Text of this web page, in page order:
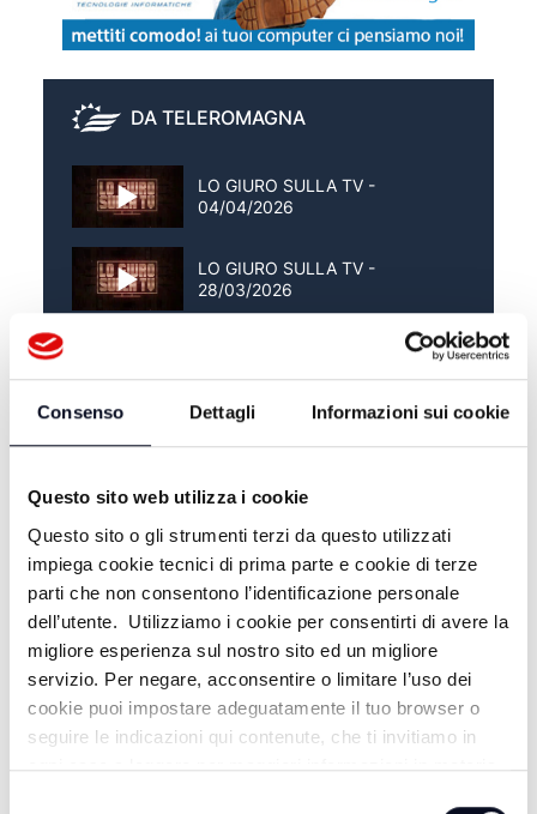
Consenso Dettagli Informazioni sui cookie
Questo sito web utilizza i cookie
Questo sito o gli strumenti terzi da questo utilizzati
impiega cookie tecnici di prima parte e cookie di terze
parti che non consentono l’identificazione personale
dell’utente. Utilizziamo i cookie per consentirti di avere la
migliore esperienza sul nostro sito ed un migliore
servizio. Per negare, acconsentire o limitare l’uso dei
cookie puoi impostare adeguatamente il tuo browser o
seguire le indicazioni qui contenute, che ti invitiamo in
ogni caso a leggere per maggiori informazioni in materia
DA TELEROMAGNA
LO GIURO SULLA TV -
04/04/2026
LO GIURO SULLA TV -
28/03/2026
ALTRE NOTIZIE TUTTE LE NOTIZIE